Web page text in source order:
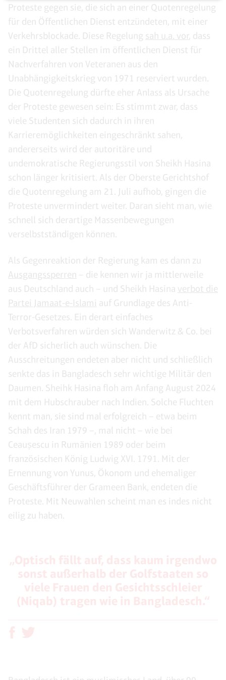
Proteste gegen sie, die sich an einer Quotenregelung
für den Öffentlichen Dienst entzündeten, mit einer
Verkehrsblockade. Diese Regelung sah u.a. vor, dass
ein Drittel aller Stellen im öffentlichen Dienst für
Nachverfahren von Veteranen aus den
Unabhängigkeitskrieg von 1971 reserviert wurden.
Die Quotenregelung dürfte eher Anlass als Ursache
der Proteste gewesen sein: Es stimmt zwar, dass
viele Studenten sich dadurch in ihren
Karrieremöglichkeiten eingeschränkt sahen,
andererseits wird der autoritäre und
undemokratische Regierungsstil von Sheikh Hasina
schon länger kritisiert. Als der Oberste Gerichtshof
die Quotenregelung am 21. Juli aufhob, gingen die
Proteste unvermindert weiter. Daran sieht man, wie
schnell sich derartige Massenbewegungen
verselbstständigen können.
Als Gegenreaktion der Regierung kam es dann zu
Ausgangssperren – die kennen wir ja mittlerweile
aus Deutschland auch – und Sheikh Hasina verbot die
Partei Jamaat-e-Islami auf Grundlage des Anti-
Terror-Gesetzes. Ein derart einfaches
Verbotsverfahren würden sich Wanderwitz & Co. bei
der AfD sicherlich auch wünschen. Die
Ausschreitungen endeten aber nicht und schließlich
senkte das in Bangladesch sehr wichtige Militär den
Daumen. Sheihk Hasina floh am Anfang August 2024
mit dem Hubschrauber nach Indien. Solche Fluchten
kennt man, sie sind mal erfolgreich – etwa beim
Schah des Iran 1979 –, mal nicht – wie bei
Ceaușescu in Rumänien 1989 oder beim
französischen König Ludwig XVI. 1791. Mit der
Ernennung von Yunus, Ökonom und ehemaliger
Geschäftsführer der Grameen Bank, endeten die
Proteste. Mit Neuwahlen scheint man es indes nicht
eilig zu haben.